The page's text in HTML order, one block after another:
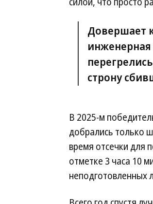
Довершает
строну
В 2025-м
добрались только
время отсечки для
отметке 3 часа 10
неподготовленных